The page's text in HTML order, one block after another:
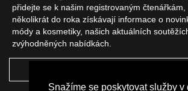
Snažíme se poskytovat služby v
přidejte se k našim registrovaným
několikrát do roka získávají informace o
módy a kosmetiky, našich aktuálních
zvýhodněných nabídkách.
NAŠI PARTNEŘI